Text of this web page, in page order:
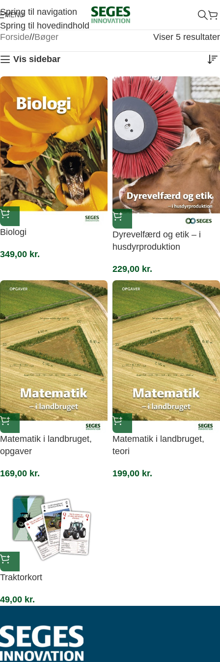
Spring til navigation
Spring til hovedindhold
MENU
Forside/ Bøger Viser 5 resultater
Vis sidebar
Biologi
349,00 kr.
Dyrevelfærd og etik – i
husdyrproduktion
229,00 kr.
Matematik i landbruget,
opgaver
169,00 kr.
Matematik i landbruget,
teori
199,00 kr.
Traktorkort
49,00 kr.